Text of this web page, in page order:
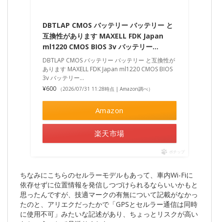
DBTLAP CMOS バッテリー バッテリー と
互換性があります MAXELL FDK Japan
ml1220 CMOS BIOS 3v バッテリー…
DBTLAP CMOS バッテリー バッテリー と互換性が
あります MAXELL FDK Japan ml1220 CMOS BIOS
3v バッテリー…
¥600
（2026/07/31 11:28時点 | Amazon調べ）
Amazon
楽天市場
ポチップ
ちなみにこちらのセルラーモデルもあって、車内Wi-Fiに
依存せずに位置情報を発信しつづけられるならいいかもと
思ったんですが、技適マークの有無について記載がなかっ
たのと、アリエクだったかで「GPSとセルラー通信は同時
に使用不可」みたいな記述があり、ちょっとリスクが高い